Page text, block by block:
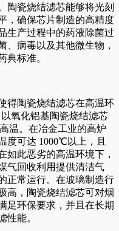
陶瓷烧结滤芯能够将光刻
，确保芯片制造的高精度
生产过程中的药液除菌过
、病毒以及其他微生物，
典标准。
得陶瓷烧结滤芯在高温环
氧化铝基陶瓷烧结滤芯
温。在冶金工业的高炉
度可达 1000℃以上，且
如此恶劣的高温环境下，
气回收利用提供清洁气
正常运行。在玻璃制造行
高，陶瓷烧结滤芯可对烟
足环保要求，并且在长期
性能。